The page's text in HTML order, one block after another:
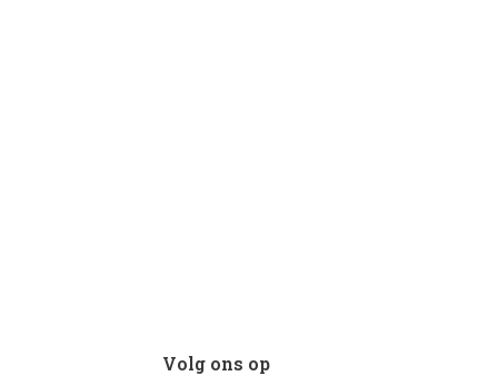
Volg ons op